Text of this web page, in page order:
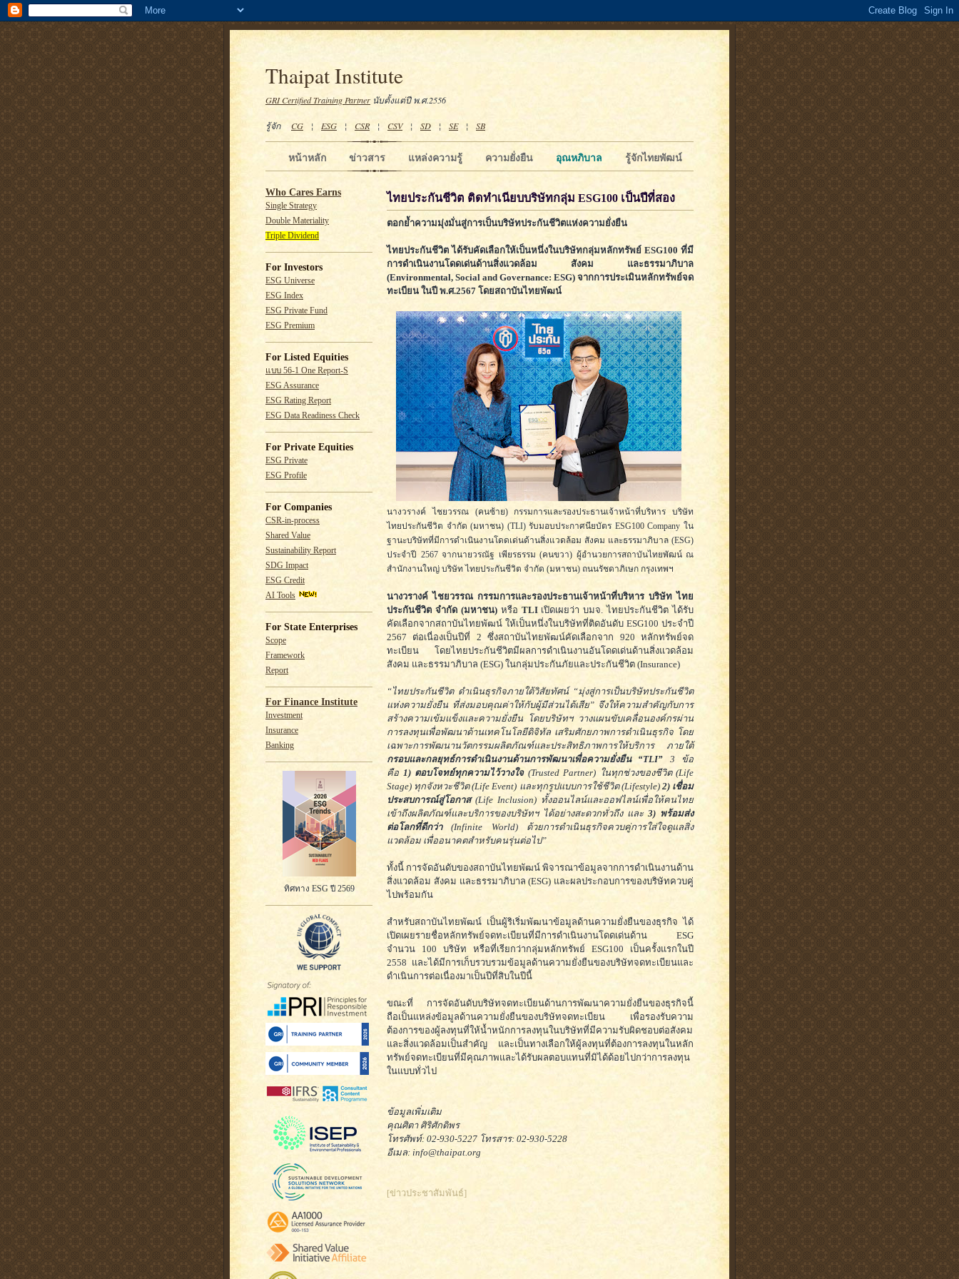
Thaipat Institute
GRI Certified Training Partner นับตั้งแต่ปี พ.ศ.2556
รู้จัก CG ¦ ESG ¦ CSR¦ CSV¦ SD ¦ SE¦ SB
รู้จักไทยพัฒน์
อุณหภิบาล
ความยั่งยืน
แหล่งความรู้
ข่าวสาร
หน้าหลัก
Who Cares Earns
Single Strategy
Double Materiality
Triple Dividend
For Investors
ESG Universe
ESG Index
ESG Private Fund
ESG Premium
For Listed Equities
แบบ 56-1 One Report-S
ESG Assurance
ESG Rating Report
ESG Data Readiness Check
For Private Equities
ESG Private
ESG Profile
For Companies
CSR-in-process
Shared Value
Sustainability Report
SDG Impact
ESG Credit
AI Tools
For State Enterprises
Scope
Framework
Report
For Finance Institute
Investment
Insurance
Banking
ทิศทาง ESG ปี 2569
ไทยประกันชีวิต ติดทำเนียบบริษัทกลุ่ม ESG100 เป็นปีที่สอง
ตอกย้ำความมุ่งมั่นสู่การเป็นบริษัทประกันชีวิตแห่งความยั่งยืน
ไทยประกันชีวิต ได้รับคัดเลือกให้เป็นหนึ่งในบริษัทกลุ่มหลักทรัพย์ ESG100 ที่มี
การดำเนินงานโดดเด่นด้านสิ่งแวดล้อม สังคม และธรรมาภิบาล
(Environmental, Social and Governance: ESG) จากการประเมินหลักทรัพย์จด
ทะเบียน ในปี พ.ศ.2567 โดยสถาบันไทยพัฒน์
นางวรางค์ ไชยวรรณ (คนซ้าย) กรรมการและรองประธานเจ้าหน้าที่บริหาร บริษัท
ไทยประกันชีวิต จำกัด (มหาชน) (TLI) รับมอบประกาศนียบัตร ESG100 Company ใน
ฐานะบริษัทที่มีการดำเนินงานโดดเด่นด้านสิ่งแวดล้อม สังคม และธรรมาภิบาล (ESG)
ประจำปี 2567 จากนายวรณัฐ เพียรธรรม (คนขวา) ผู้อำนวยการสถาบันไทยพัฒน์ ณ
สำนักงานใหญ่ บริษัท ไทยประกันชีวิต จำกัด (มหาชน) ถนนรัชดาภิเษก กรุงเทพฯ
นางวรางค์ ไชยวรรณ กรรมการและรองประธานเจ้าหน้าที่บริหาร บริษัท ไทย
ประกันชีวิต จำกัด (มหาชน)หรือ TLIเปิดเผยว่า บมจ. ไทยประกันชีวิต ได้รับ
คัดเลือกจากสถาบันไทยพัฒน์ ให้เป็นหนึ่งในบริษัทที่ติดอันดับ ESG100 ประจำปี
2567 ต่อเนื่องเป็นปีที่ 2 ซึ่งสถาบันไทยพัฒน์คัดเลือกจาก 920 หลักทรัพย์จด
ทะเบียน โดยไทยประกันชีวิตมีผลการดำเนินงานอันโดดเด่นด้านสิ่งแวดล้อม
สังคม และธรรมาภิบาล (ESG) ในกลุ่มประกันภัยและประกันชีวิต (Insurance)
“ไทยประกันชีวิต ดำเนินธุรกิจภายใต้วิสัยทัศน์ “มุ่งสู่การเป็นบริษัทประกันชีวิต
แห่งความยั่งยืน ที่ส่งมอบคุณค่าให้กับผู้มีส่วนได้เสีย” จึงให้ความสำคัญกับการ
สร้างความเข้มแข็งและความยั่งยืน โดยบริษัทฯ วางแผนขับเคลื่อนองค์กรผ่าน
การลงทุนเพื่อพัฒนาด้านเทคโนโลยีดิจิทัล เสริมศักยภาพการดำเนินธุรกิจ โดย
เฉพาะการพัฒนานวัตกรรมผลิตภัณฑ์และประสิทธิภาพการให้บริการ ภายใต้
กรอบและกลยุทธ์การดำเนินงานด้านการพัฒนาเพื่อความยั่งยืน “TLI” 3 ข้อ
คือ 1) ตอบโจทย์ทุกความไว้วางใจ(Trusted Partner) ในทุกช่วงของชีวิต (Life
Stage) ทุกจังหวะชีวิต (Life Event) และทุกรูปแบบการใช้ชีวิต (Lifestyle) 2) เชื่อม
ประสบการณ์สู่โอกาส(Life Inclusion) ทั้งออนไลน์และออฟไลน์เพื่อให้คนไทย
เข้าถึงผลิตภัณฑ์และบริการของบริษัทฯ ได้อย่างสะดวกทั่วถึง และ 3) พร้อมส่ง
ต่อโลกที่ดีกว่า(Infinite World) ด้วยการดำเนินธุรกิจควบคู่การใส่ใจดูแลสิ่ง
แวดล้อม เพื่ออนาคตสำหรับคนรุ่นต่อไป”
ทั้งนี้ การจัดอันดับของสถาบันไทยพัฒน์ พิจารณาข้อมูลจากการดำเนินงานด้าน
สิ่งแวดล้อม สังคม และธรรมาภิบาล (ESG) และผลประกอบการของบริษัทควบคู่
ไปพร้อมกัน
สำหรับสถาบันไทยพัฒน์ เป็นผู้ริเริ่มพัฒนาข้อมูลด้านความยั่งยืนของธุรกิจ ได้
เปิดเผยรายชื่อหลักทรัพย์จดทะเบียนที่มีการดำเนินงานโดดเด่นด้าน ESG
จำนวน 100 บริษัท หรือที่เรียกว่ากลุ่มหลักทรัพย์ ESG100 เป็นครั้งแรกในปี
2558 และได้มีการเก็บรวบรวมข้อมูลด้านความยั่งยืนของบริษัทจดทะเบียนและ
ดำเนินการต่อเนื่องมาเป็นปีที่สิบในปีนี้
ขณะที่ การจัดอันดับบริษัทจดทะเบียนด้านการพัฒนาความยั่งยืนของธุรกิจนี้
ถือเป็นแหล่งข้อมูลด้านความยั่งยืนของบริษัทจดทะเบียน เพื่อรองรับความ
ต้องการของผู้ลงทุนที่ให้น้ำหนักการลงทุนในบริษัทที่มีความรับผิดชอบต่อสังคม
และสิ่งแวดล้อมเป็นสำคัญ และเป็นทางเลือกให้ผู้ลงทุนที่ต้องการลงทุนในหลัก
ทรัพย์จดทะเบียนที่มีคุณภาพและได้รับผลตอบแทนที่มิได้ด้อยไปกว่าการลงทุน
ในแบบทั่วไป
ข้อมูลเพิ่มเติม
คุณศิตา ศิริศักดิพร
โทรศัพท์: 02-930-5227 โทรสาร: 02-930-5228
อีเมล: info@thaipat.org
[ข่าวประชาสัมพันธ์]